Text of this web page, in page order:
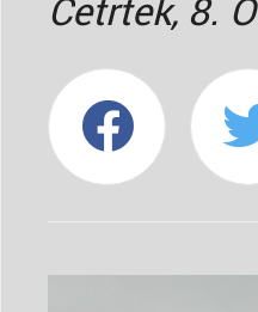
Četrtek, 8.